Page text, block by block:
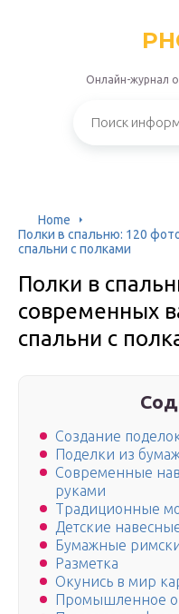
Онлайн-журнал
Home
Полки в спальню: 120
спальни с полками
Полки в
современных
спальни с
Создание
Поделки из
Современные
руками
Традиционные
Детские
Бумажные
Разметка
Окунись в мир
Промышленное